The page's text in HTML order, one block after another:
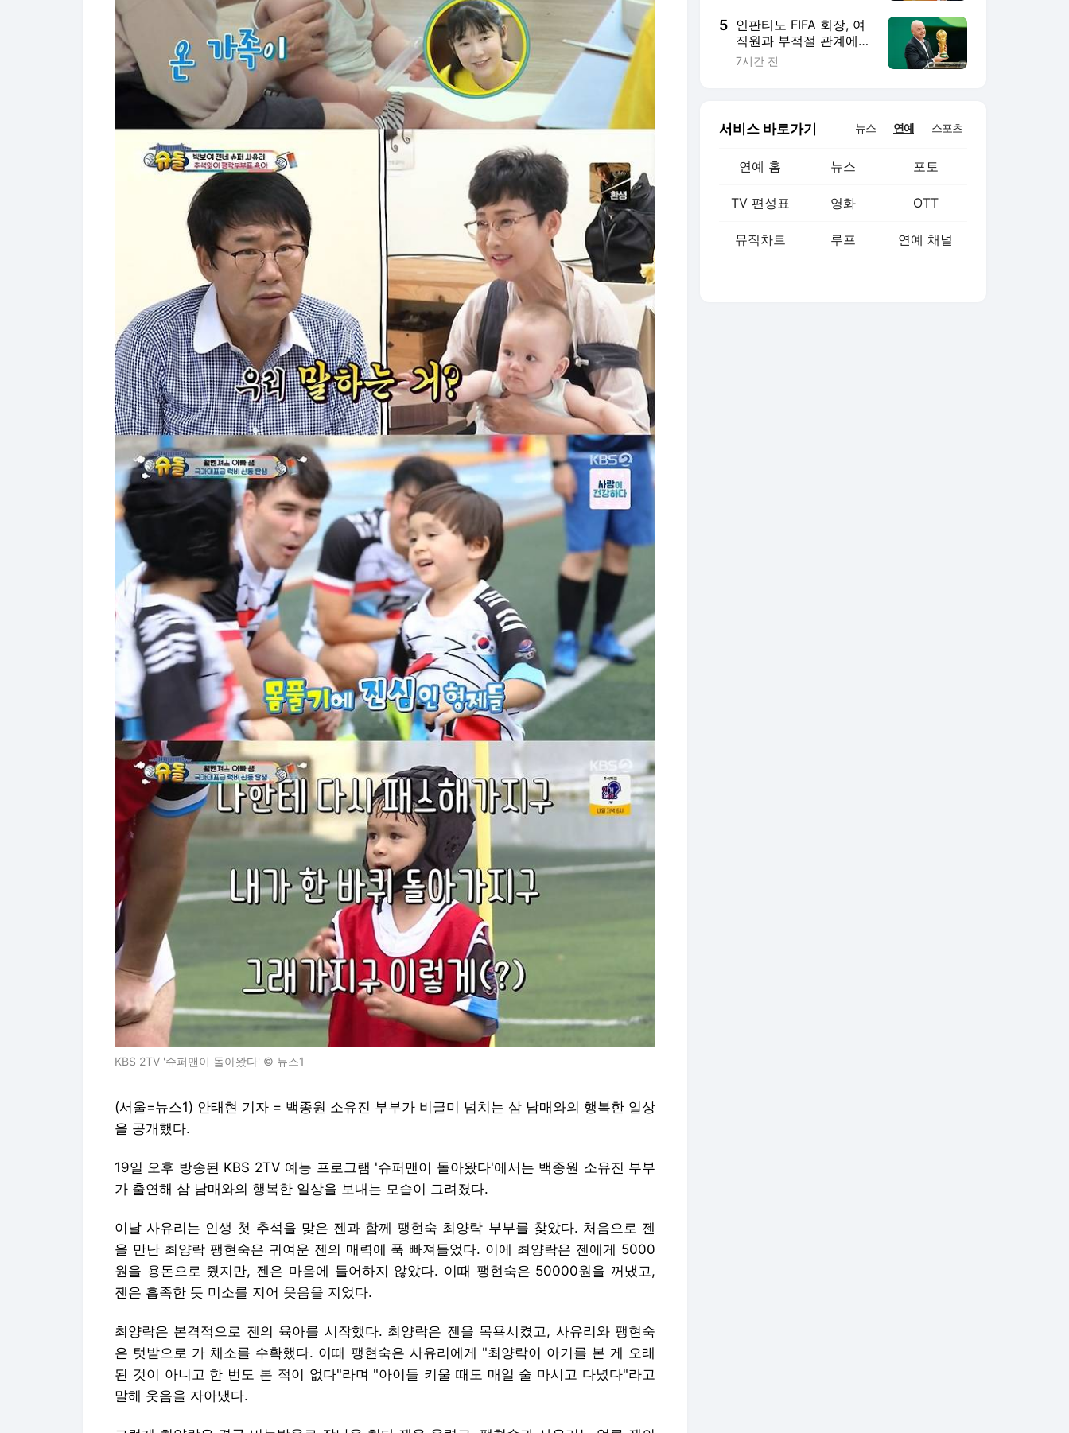
KBS 2TV '슈퍼맨이 돌아왔다' © 뉴스1
(서울=뉴스1) 안태현 기자 = 백종원 소유진 부부가 비글미 넘치는 삼 남매와의 행복한 일상
을 공개했다.
19일 오후 방송된 KBS 2TV 예능 프로그램 '슈퍼맨이 돌아왔다'에서는 백종원 소유진 부부
가 출연해 삼 남매와의 행복한 일상을 보내는 모습이 그려졌다.
이날 사유리는 인생 첫 추석을 맞은 젠과 함께 팽현숙 최양락 부부를 찾았다. 처음으로 젠
을 만난 최양락 팽현숙은 귀여운 젠의 매력에 푹 빠져들었다. 이에 최양락은 젠에게 5000
원을 용돈으로 줬지만, 젠은 마음에 들어하지 않았다. 이때 팽현숙은 50000원을 꺼냈고,
젠은 흡족한 듯 미소를 지어 웃음을 지었다.
최양락은 본격적으로 젠의 육아를 시작했다. 최양락은 젠을 목욕시켰고, 사유리와 팽현숙
은 텃밭으로 가 채소를 수확했다. 이때 팽현숙은 사유리에게 "최양락이 아기를 본 게 오래
된 것이 아니고 한 번도 본 적이 없다"라며 "아이들 키울 때도 매일 술 마시고 다녔다"라고
말해 웃음을 자아냈다.
5 인판티노 FIFA 회장, 여
직원과 부적절 관계에
거액 퇴직금 지급 논란
7시간 전
서비스 바로가기 뉴스 연예 스포츠
연예 홈 뉴스 포토
TV 편성표 영화 OTT
뮤직차트 루프 연예 채널